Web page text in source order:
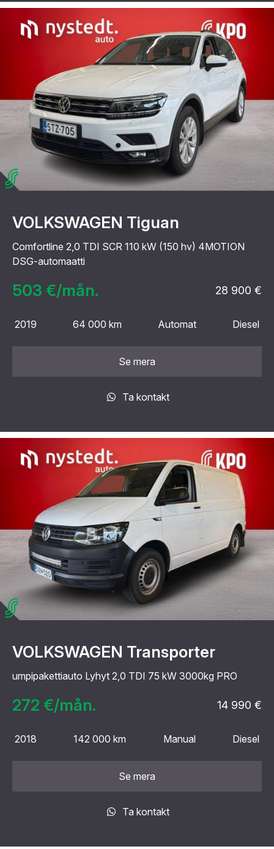
VOLKSWAGEN Tiguan
Comfortline 2,0 TDI SCR 110 kW (150 hv) 4MOTION
DSG-automaatti
503 €/mån. 28 900 €
2019 64 000 km Automat Diesel
Se mera
Ta kontakt
VOLKSWAGEN Transporter
umpipakettiauto Lyhyt 2,0 TDI 75 kW 3000kg PRO
272 €/mån. 14 990 €
2018 142 000 km Manual Diesel
Se mera
Ta kontakt